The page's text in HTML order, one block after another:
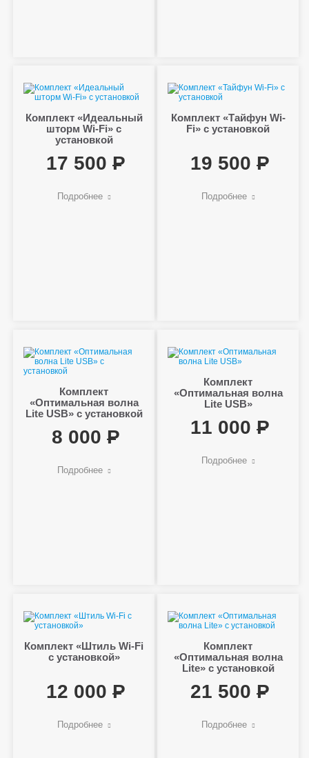
Комплект «Идеальный
шторм Wi-Fi» с
установкой
17 500
Подробнее
Комплект «Тайфун Wi-
Fi» с установкой
19 500
Подробнее
Комплект
«Оптимальная волна
Lite USB» с установкой
8 000
Подробнее
Комплект
«Оптимальная волна
Lite USB»
11 000
Подробнее
Комплект «Штиль Wi-Fi
с установкой»
12 000
Подробнее
Комплект
«Оптимальная волна
Lite» с установкой
21 500
Подробнее